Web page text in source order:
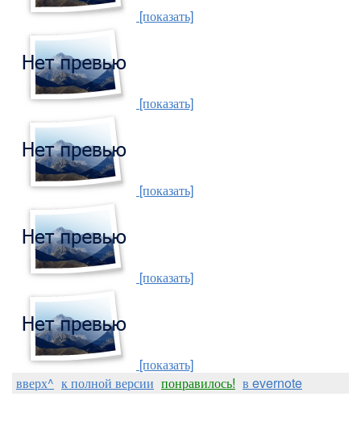
[показать]
[показать]
[показать]
[показать]
[показать]
вверх^ к полной версии понравилось! в evernote